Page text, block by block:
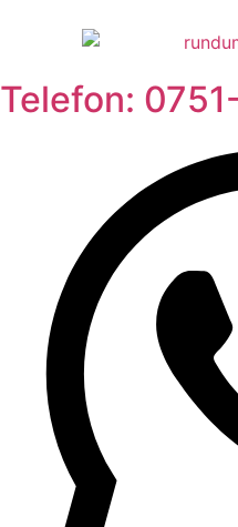
Telefon: